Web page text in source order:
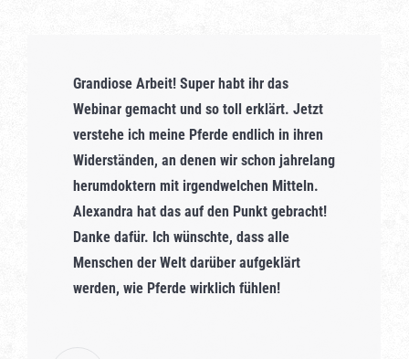
Grandiose Arbeit! Super habt ihr das
Webinar gemacht und so toll erklärt. Jetzt
verstehe ich meine Pferde endlich in ihren
Widerständen, an denen wir schon jahrelang
herumdoktern mit irgendwelchen Mitteln.
Alexandra hat das auf den Punkt gebracht!
Danke dafür. Ich wünschte, dass alle
Menschen der Welt darüber aufgeklärt
werden, wie Pferde wirklich fühlen!